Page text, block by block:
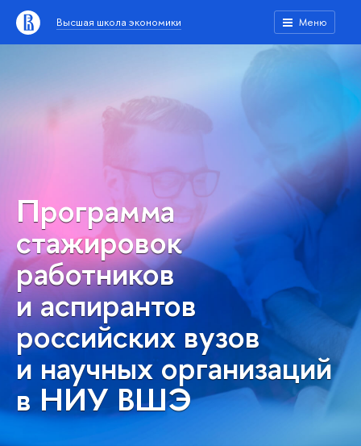
Высшая школа экономики Меню
Программа
стажировок
работников
и аспирантов
российских вузов
и научных организаций
в НИУ ВШЭ